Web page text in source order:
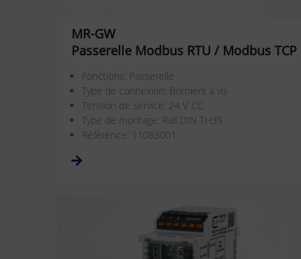
MR-GW
Passerelle Modbus RTU / Modbus TCP
Fonctions: Passerelle
Type de connexion: Borniers à vis
Tension de service: 24 V CC
Type de montage: Rail DIN TH35
Référence: 11083001